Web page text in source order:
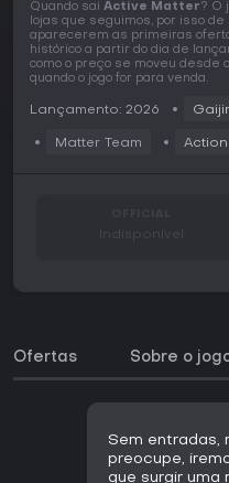
Quando sai Active Matter? O
lojas que seguimos, por isso
aparecerem as primeiras
histórico a partir do dia de
como o preço se moveu desde
quando o jogo for para venda.
Lançamento: 2026
Matter Team Action
Indisponível
Ofertas Sobre o
Sem entradas,
preocupe,
que surgir uma